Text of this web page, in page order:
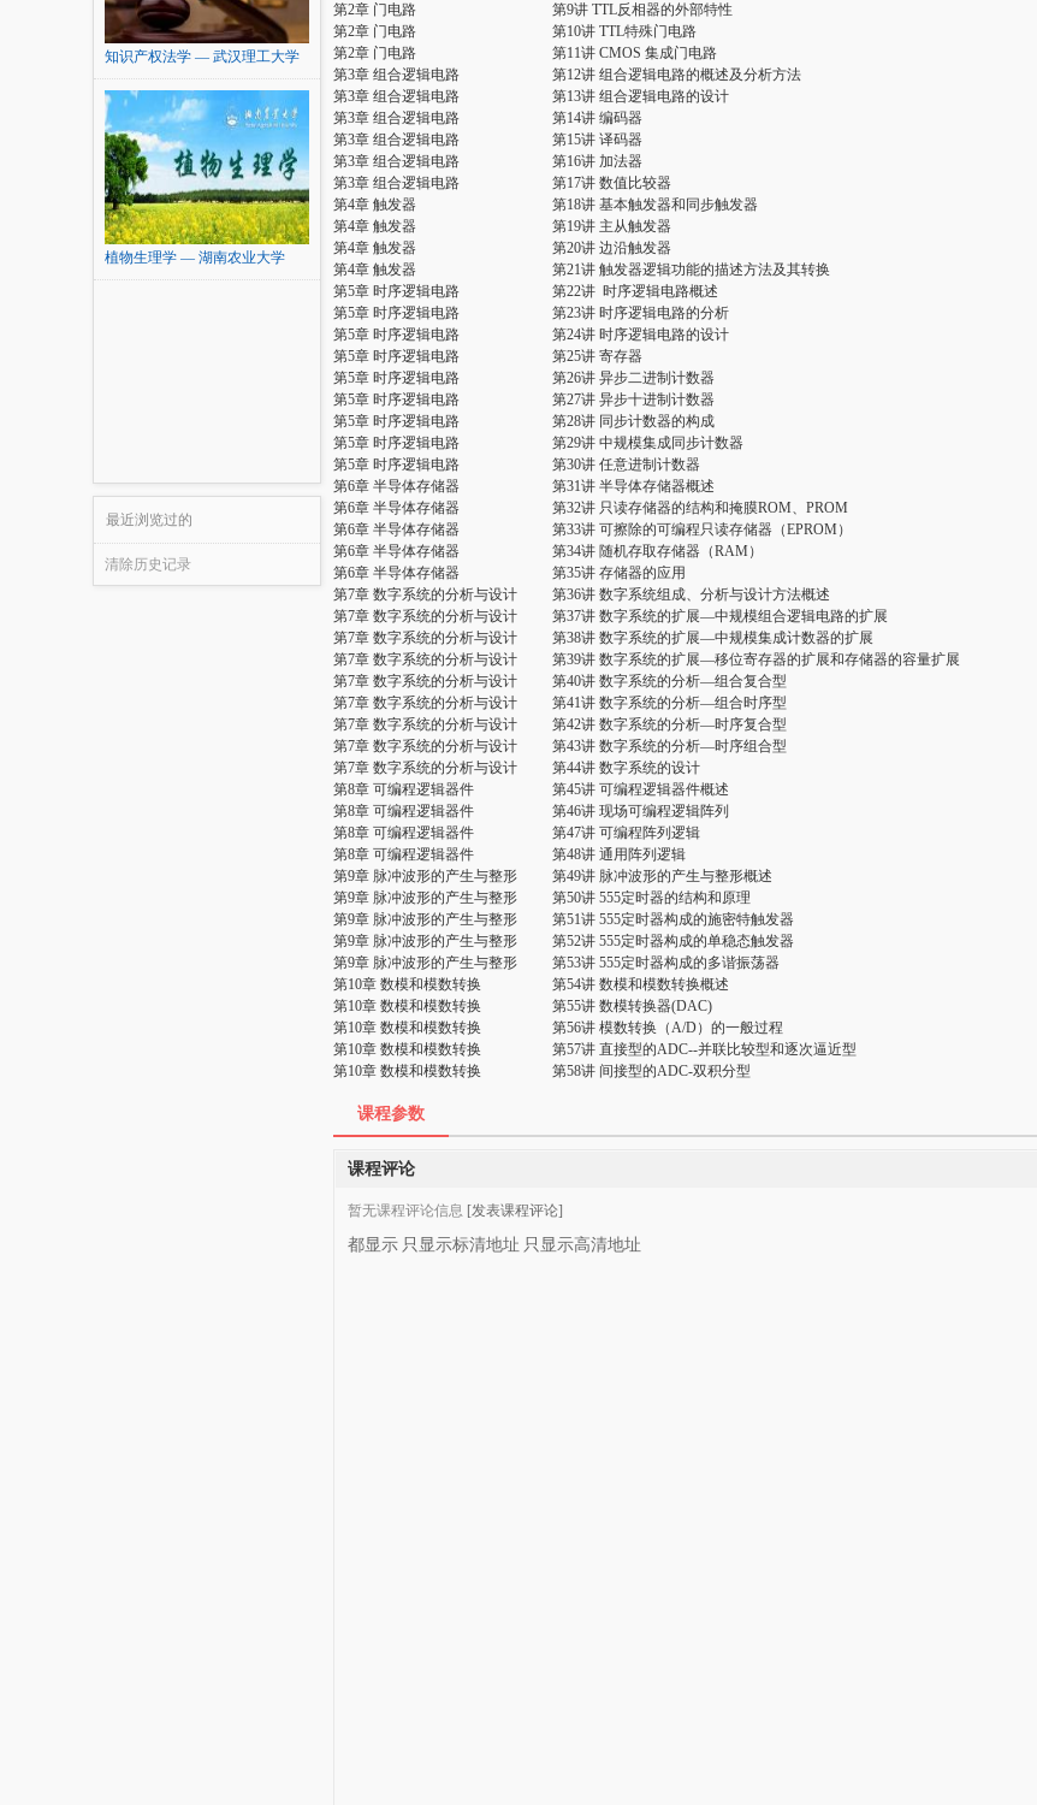
知识产权法学 — 武汉理工大学
植物生理学 — 湖南农业大学
最近浏览过的
清除历史记录
第2章 门电路
第9讲 TTL反相器的外部特性
第2章 门电路
第10讲 TTL特殊门电路
第2章 门电路
第11讲 CMOS 集成门电路
第3章 组合逻辑电路
第12讲 组合逻辑电路的概述及分析方法
第3章 组合逻辑电路
第13讲 组合逻辑电路的设计
第3章 组合逻辑电路
第14讲 编码器
第3章 组合逻辑电路
第15讲 译码器
第3章 组合逻辑电路
第16讲 加法器
第3章 组合逻辑电路
第17讲 数值比较器
第4章 触发器
第18讲 基本触发器和同步触发器
第4章 触发器
第19讲 主从触发器
第4章 触发器
第20讲 边沿触发器
第4章 触发器
第21讲 触发器逻辑功能的描述方法及其转换
第5章 时序逻辑电路
第22讲 时序逻辑电路概述
第5章 时序逻辑电路
第23讲 时序逻辑电路的分析
第5章 时序逻辑电路
第24讲 时序逻辑电路的设计
第5章 时序逻辑电路
第25讲 寄存器
第5章 时序逻辑电路
第26讲 异步二进制计数器
第5章 时序逻辑电路
第27讲 异步十进制计数器
第5章 时序逻辑电路
第28讲 同步计数器的构成
第5章 时序逻辑电路
第29讲 中规模集成同步计数器
第5章 时序逻辑电路
第30讲 任意进制计数器
第6章 半导体存储器
第31讲 半导体存储器概述
第6章 半导体存储器
第32讲 只读存储器的结构和掩膜ROM、PROM
第6章 半导体存储器
第33讲 可擦除的可编程只读存储器（EPROM）
第6章 半导体存储器
第34讲 随机存取存储器（RAM）
第6章 半导体存储器
第35讲 存储器的应用
第7章 数字系统的分析与设计
第36讲 数字系统组成、分析与设计方法概述
第7章 数字系统的分析与设计
第37讲 数字系统的扩展—中规模组合逻辑电路的扩展
第7章 数字系统的分析与设计
第38讲 数字系统的扩展—中规模集成计数器的扩展
第7章 数字系统的分析与设计
第39讲 数字系统的扩展—移位寄存器的扩展和存储器的容量扩展
第7章 数字系统的分析与设计
第40讲 数字系统的分析—组合复合型
第7章 数字系统的分析与设计
第41讲 数字系统的分析—组合时序型
第7章 数字系统的分析与设计
第42讲 数字系统的分析—时序复合型
第7章 数字系统的分析与设计
第43讲 数字系统的分析—时序组合型
第7章 数字系统的分析与设计
第44讲 数字系统的设计
第8章 可编程逻辑器件
第45讲 可编程逻辑器件概述
第8章 可编程逻辑器件
第46讲 现场可编程逻辑阵列
第8章 可编程逻辑器件
第47讲 可编程阵列逻辑
第8章 可编程逻辑器件
第48讲 通用阵列逻辑
第9章 脉冲波形的产生与整形
第49讲 脉冲波形的产生与整形概述
第9章 脉冲波形的产生与整形
第50讲 555定时器的结构和原理
第9章 脉冲波形的产生与整形
第51讲 555定时器构成的施密特触发器
第9章 脉冲波形的产生与整形
第52讲 555定时器构成的单稳态触发器
第9章 脉冲波形的产生与整形
第53讲 555定时器构成的多谐振荡器
第10章 数模和模数转换
第54讲 数模和模数转换概述
第10章 数模和模数转换
第55讲 数模转换器(DAC)
第10章 数模和模数转换
第56讲 模数转换（A/D）的一般过程
第10章 数模和模数转换
第57讲 直接型的ADC--并联比较型和逐次逼近型
第10章 数模和模数转换
第58讲 间接型的ADC-双积分型
课程参数
课程评论
暂无课程评论信息 [发表课程评论]
都显示 只显示标清地址 只显示高清地址